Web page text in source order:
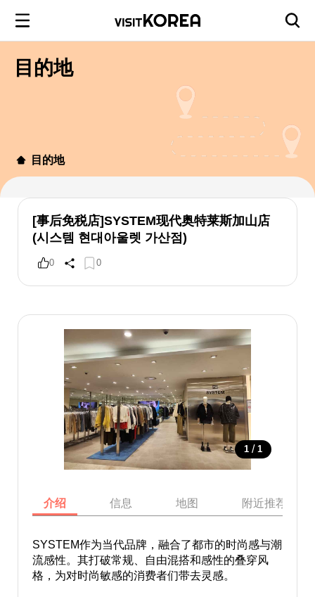
目的地
目的地
[事后免税店]SYSTEM现代奥特莱斯加山店
(시스템 현대아울렛 가산점)
0 0
1 / 1
介绍 信息 地图 附近推荐景点
SYSTEM作为当代品牌，融合了都市的时尚感与潮
流感性。其打破常规、自由混搭和感性的叠穿风
格，为对时尚敏感的消费者们带去灵感。